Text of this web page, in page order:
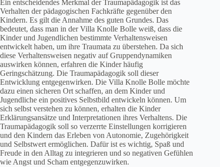
Ein entscheidendes Merkmal der Traumapädagogik ist das
Verhalten der pädagogischen Fachkräfte gegenüber den
Kindern. Es gilt die Annahme des guten Grundes. Das
bedeutet, dass man in der Villa Knolle Bolle weiß, dass die
Kinder und Jugendlichen bestimmte Verhaltensweisen
entwickelt haben, um ihre Traumata zu überstehen. Da sich
diese Verhaltensweisen negativ auf Gruppendynamiken
auswirken können, erfahren die Kinder häufig
Geringschätzung. Die Traumapädagogik soll dieser
Entwicklung entgegenwirken. Die Villa Knolle Bolle möchte
dazu einen sicheren Ort schaffen, an dem Kinder und
Jugendliche ein positives Selbstbild entwickeln können. Um
sich selbst verstehen zu können, erhalten die Kinder
Erklärungsansätze und Interpretationen ihres Verhaltens. Die
Traumapädagogik soll so verzerrte Einstellungen korrigieren
und den Kindern das Erleben von Autonomie, Zugehörigkeit
und Selbstwert ermöglichen. Dafür ist es wichtig, Spaß und
Freude in den Alltag zu integrieren und so negativen Gefühlen
wie Angst und Scham entgegenzuwirken.